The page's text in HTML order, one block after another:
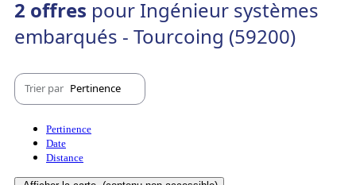
2 offres pour Ingénieur systèmes
embarqués - Tourcoing (59200)
Trier par Pertinence
Pertinence
Date
Distance